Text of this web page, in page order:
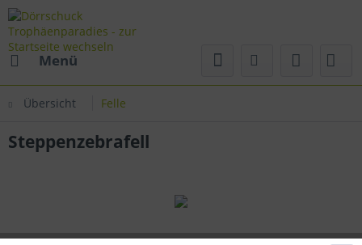
Menü
Übersicht Felle
Steppenzebrafell